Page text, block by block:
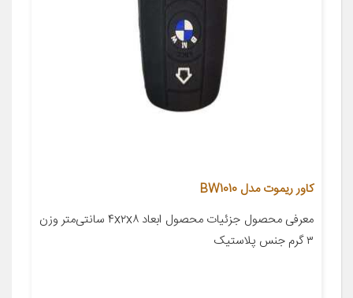
کاور ریموت مدل BW1010
معرفی محصول جزئیات محصول ابعاد ۴x۲x۸ سانتی‌متر وزن
۳ گرم جنس پلاستیک